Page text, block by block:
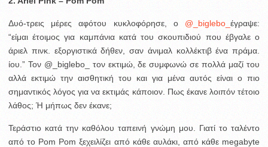
Δυό-τρεις μέρες αφότου κυκλοφόρησε, ο @_biglebo_ έγραψε:
“είμαι έτοιμος για καμπάνια κατά του σκουπιδιού που έβγαλε ο
άριελ πινκ. εξοργιστικά δήθεν, σαν άνιμαλ κολλέκτιβ ένα πράμα.
ίου.” Τον @_biglebo_ τον εκτιμώ, δε συμφωνώ σε πολλά μαζί του
αλλά εκτιμώ την αισθητική του και για μένα αυτός είναι ο πιο
σημαντικός λόγος για να εκτιμάς κάποιον. Πως έκανε λοιπόν τέτοιο
λάθος; Ή μήπως δεν έκανε;
Τεράστιο κατά την καθόλου ταπεινή γνώμη μου. Γιατί το ταλέντο
από το Pom Pom ξεχειλίζει από κάθε αυλάκι, από κάθε megabyte